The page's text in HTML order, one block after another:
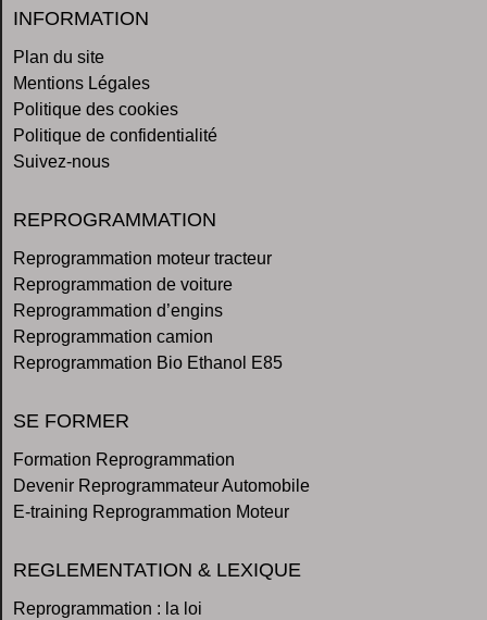
INFORMATION
Plan du site
Mentions Légales
Politique des cookies
Politique de confidentialité
Suivez-nous
REPROGRAMMATION
Reprogrammation moteur tracteur
Reprogrammation de voiture
Reprogrammation d’engins
Reprogrammation camion
Reprogrammation Bio Ethanol E85
SE FORMER
Formation Reprogrammation
Devenir Reprogrammateur Automobile
E-training Reprogrammation Moteur
REGLEMENTATION & LEXIQUE
Reprogrammation : la loi